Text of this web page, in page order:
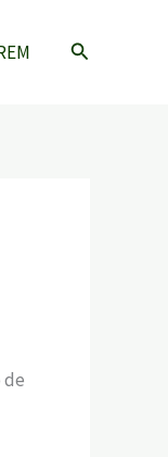
Pesquisar
de